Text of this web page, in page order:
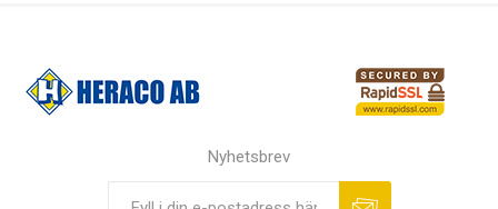
Nyhetsbrev